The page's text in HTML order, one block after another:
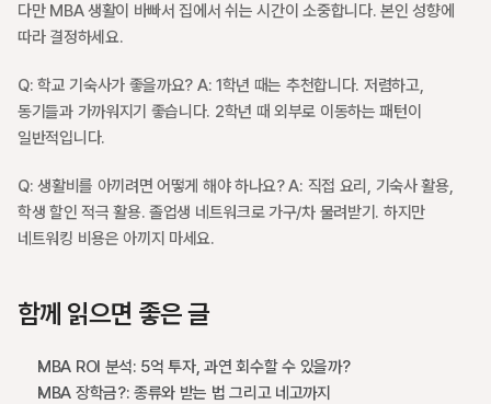
다만 MBA 생활이 바빠서 집에서 쉬는 시간이 소중합니다. 본인 성향에
따라 결정하세요.
Q: 학교 기숙사가 좋을까요? A: 1학년 때는 추천합니다. 저렴하고,
동기들과 가까워지기 좋습니다. 2학년 때 외부로 이동하는 패턴이
일반적입니다.
Q: 생활비를 아끼려면 어떻게 해야 하나요? A: 직접 요리, 기숙사 활용,
학생 할인 적극 활용. 졸업생 네트워크로 가구/차 물려받기. 하지만
네트워킹 비용은 아끼지 마세요.
함께 읽으면 좋은 글
MBA ROI 분석: 5억 투자, 과연 회수할 수 있을까?
MBA 장학금?: 종류와 받는 법 그리고 네고까지